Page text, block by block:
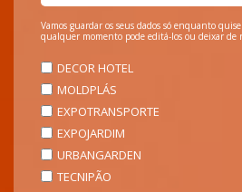
Vamos guardar os seus dados só enquanto
qualquer momento pode editá-los ou deixar de
DECOR HOTEL
MOLDPLÁS
EXPOTRANSPORTE
EXPOJARDIM
URBANGARDEN
TECNIPÃO